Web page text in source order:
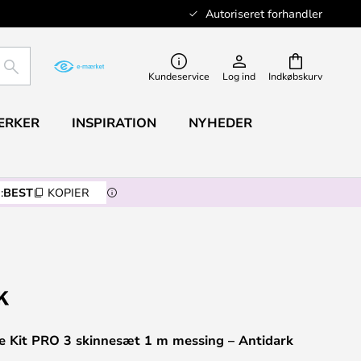
Autoriseret forhandler
Indkøbskurv
SØG Kundeservice Log ind
INSPIRATION NYHEDER
BEST KOPIER
Kit PRO 3 skinnesæt 1 m messing – Antidark